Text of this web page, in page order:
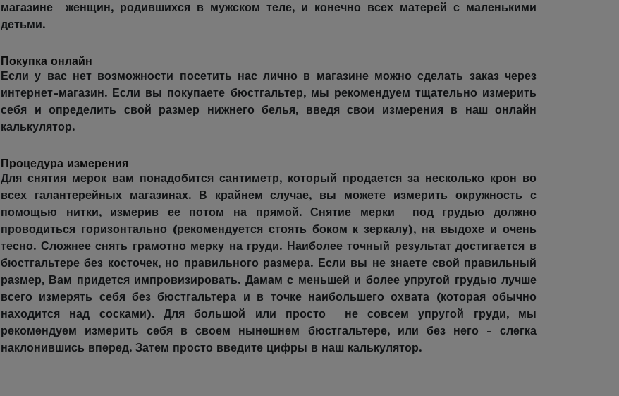
магазине женщин, родившихся в мужском теле, и конечно всех матерей с маленькими
детьми.
Покупка онлайн
Если у вас нет возможности посетить нас лично в магазине можно сделать заказ через
интернет-магазин. Если вы покупаете бюстгальтер, мы рекомендуем тщательно измерить
себя и определить свой размер нижнего белья, введя свои измерения в наш онлайн
калькулятор.
Процедура измерения
Для снятия мерок вам понадобится сантиметр, который продается за несколько крон во
всех галантерейных магазинах. В крайнем случае, вы можете измерить окружность с
помощью нитки, измерив ее потом на прямой. Снятие мерки под грудью должно
проводиться горизонтально (рекомендуется стоять боком к зеркалу), на выдохе и очень
тесно. Сложнее снять грамотно мерку на груди. Наиболее точный результат достигается в
бюстгальтере без косточек, но правильного размера. Если вы не знаете свой правильный
размер, Вам придется импровизировать. Дамам с меньшей и более упругой грудью лучше
всего измерять себя без бюстгальтера и в точке наибольшего охвата (которая обычно
находится над сосками). Для большой или просто не совсем упругой груди, мы
рекомендуем измерить себя в своем нынешнем бюстгальтере, или без него - слегка
наклонившись вперед. Затем просто введите цифры в наш калькулятор.